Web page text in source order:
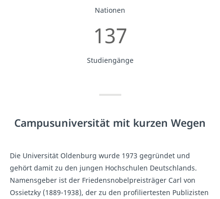
Nationen
137
Studiengänge
Campusuniversität mit kurzen Wegen
Die Universität Oldenburg wurde 1973 gegründet und
gehört damit zu den jungen Hochschulen Deutschlands.
Namensgeber ist der Friedensnobelpreisträger Carl von
Ossietzky (1889-1938), der zu den profiliertesten Publizisten